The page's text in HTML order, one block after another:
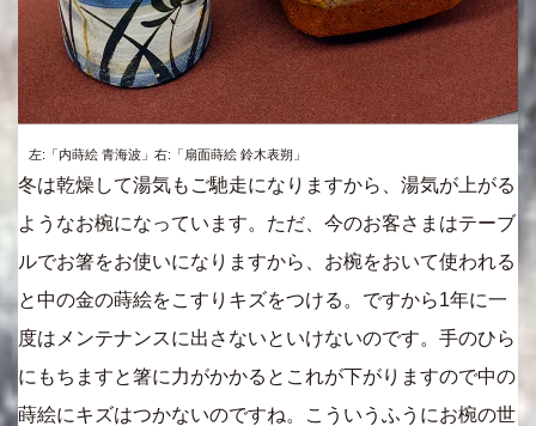
左:「内蒔絵 青海波」右:「扇面蒔絵 鈴木表朔」
冬は乾燥して湯気もご馳走になりますから、湯気が上がる
ようなお椀になっています。ただ、今のお客さまはテーブ
ルでお箸をお使いになりますから、お椀をおいて使われる
と中の金の蒔絵をこすりキズをつける。ですから1年に一
度はメンテナンスに出さないといけないのです。手のひら
にもちますと箸に力がかかるとこれが下がりますので中の
蒔絵にキズはつかないのですね。こういうふうにお椀の世